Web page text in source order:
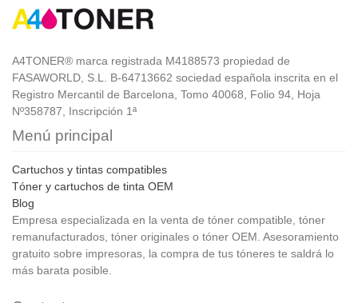
A4TONER® marca registrada M4188573 propiedad de
FASAWORLD, S.L. B-64713662 sociedad española inscrita en el
Registro Mercantil de Barcelona, Tomo 40068, Folio 94, Hoja
Nº358787, Inscripción 1ª
Menú principal
Cartuchos y tintas compatibles
Tóner y cartuchos de tinta OEM
Blog
Empresa especializada en la venta de tóner compatible, tóner
remanufacturados, tóner originales o tóner OEM. Asesoramiento
gratuito sobre impresoras, la compra de tus tóneres te saldrá lo
más barata posible.